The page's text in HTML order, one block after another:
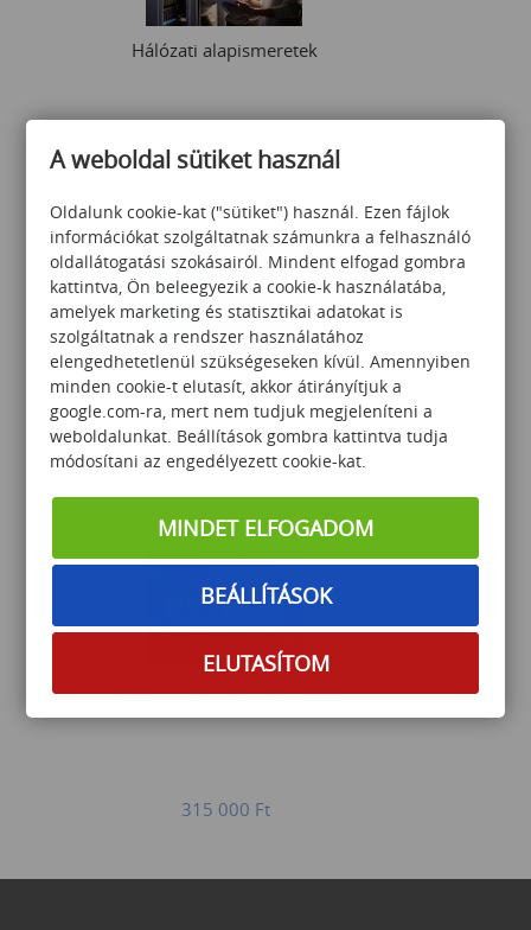
Hálózati alapismeretek
121 000 Ft
Scrum / Agile in Practice
Haladó Python programozás
315 000 Ft
A weboldal sütiket használ
Oldalunk cookie-kat ("sütiket") használ. Ezen fájlok
információkat szolgáltatnak számunkra a felhasználó
oldallátogatási szokásairól. Mindent elfogad gombra
kattintva, Ön beleegyezik a cookie-k használatába,
amelyek marketing és statisztikai adatokat is
szolgáltatnak a rendszer használatához
elengedhetetlenül szükségeseken kívül. Amennyiben
minden cookie-t elutasít, akkor átirányítjuk a
google.com-ra, mert nem tudjuk megjeleníteni a
weboldalunkat. Beállítások gombra kattintva tudja
módosítani az engedélyezett cookie-kat.
MINDET ELFOGADOM
BEÁLLÍTÁSOK
ELUTASÍTOM